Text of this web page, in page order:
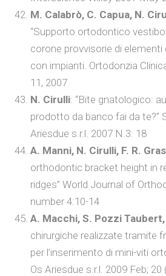
M. Calabrò, C. Capua, N.
“Supporto ortodontico
corone provvisorie di
con impianti. Ortodonzia
11, 2007
N. Cirulli: “Bite gnatologico:
prodotto da banco fai da te?”
Ariesdue s.r.l. 2007 N.3: 18
A. Manni, N. Cirulli, F. R.
orthodontic bracket height in
ridges” World Journal of
number 4:10-14
A. Macchi, S. Pozzi Taubert,
chirurgiche realizzate tramite
per l’inserimento di mini-viti
Os Ariesdue s.r.l. 2009 Feb; 20